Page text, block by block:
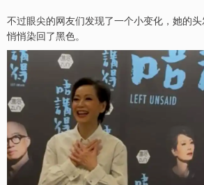
不过眼尖的网友们发现了一个小变化，她的头
悄悄染回了黑色。